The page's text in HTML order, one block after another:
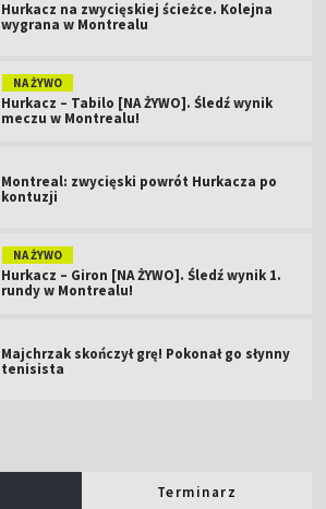
Hurkacz na zwycięskiej ścieżce. Kolejna
wygrana w Montrealu
NA ŻYWO
Hurkacz – Tabilo [NA ŻYWO]. Śledź wynik
meczu w Montrealu!
Montreal: zwycięski powrót Hurkacza po
kontuzji
NA ŻYWO
Hurkacz – Giron [NA ŻYWO]. Śledź wynik 1.
rundy w Montrealu!
Majchrzak skończył grę! Pokonał go słynny
tenisista
Terminarz